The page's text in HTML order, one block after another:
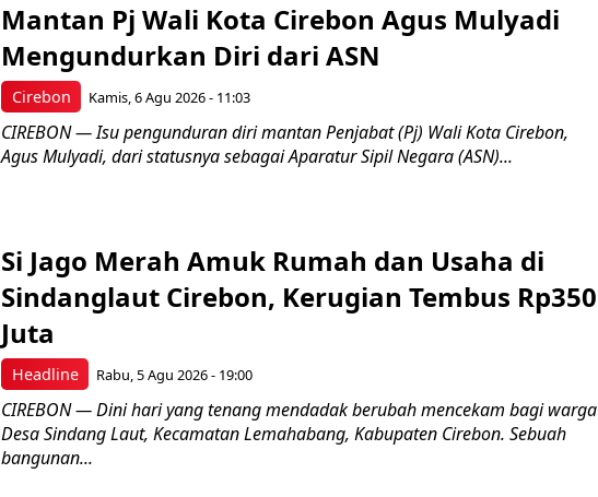
Cirebon
Mantan Pj Wali Kota Cirebon Agus Mulyadi
Mengundurkan Diri dari ASN
Kamis, 6 Agu 2026 - 11:03
CIREBON — Isu pengunduran diri mantan Penjabat (Pj) Wali Kota Cirebon,
Agus Mulyadi, dari statusnya sebagai Aparatur Sipil Negara (ASN)...
Headline
Si Jago Merah Amuk Rumah dan Usaha di
Sindanglaut Cirebon, Kerugian Tembus Rp350
Juta
Rabu, 5 Agu 2026 - 19:00
CIREBON — Dini hari yang tenang mendadak berubah mencekam bagi warga
Desa Sindang Laut, Kecamatan Lemahabang, Kabupaten Cirebon. Sebuah
bangunan...